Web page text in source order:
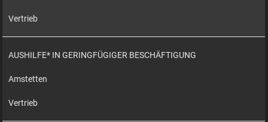
Vertrieb
AUSHILFE* IN GERINGFÜGIGER BESCHÄFTIGUNG
Amstetten
Vertrieb